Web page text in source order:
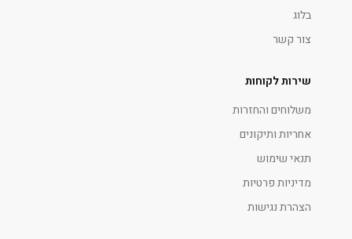
בלוג
צור קשר
שירות לקוחות
משלוחים והחזרות
אחריות ותיקונים
תנאי שימוש
מדיניות פרטיות
הצהרת נגישות